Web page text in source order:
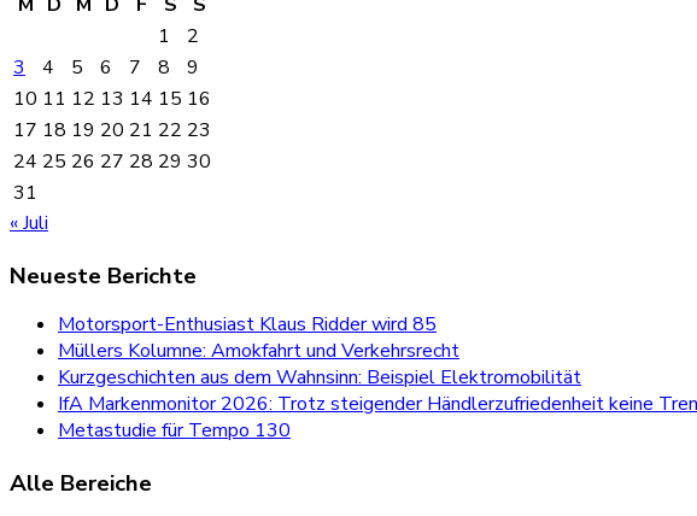
1
2
3
4 5 6 7 8
9
10 11 12 13 14 15 16
17 18 19 20 21 22 23
24 25 26 27 28 29 30
31
« Juli
Neueste Berichte
Motorsport-Enthusiast Klaus Ridder wird 85
Müllers Kolumne: Amokfahrt und Verkehrsrecht
Kurzgeschichten aus dem Wahnsinn: Beispiel Elektromobilität
IfA Markenmonitor 2026: Trotz steigender Händlerzufriedenheit keine
Metastudie für Tempo 130
Alle Bereiche